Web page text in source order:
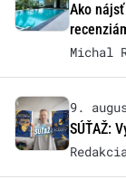
Ako
Michal
9.
SÚŤAŽ: